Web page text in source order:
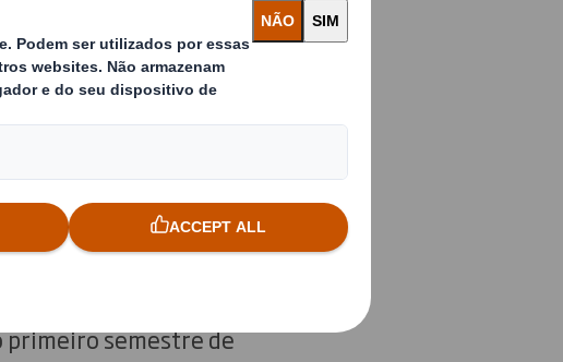
o volume de
48,4 milhões de
(-12,5 %), graças à
o maior volume de
quantidades de vinho
francês, a França
primeiro semestre de